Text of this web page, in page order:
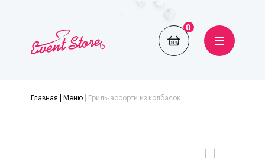
0
Главная | Меню| Гриль-ассорти из колбасок